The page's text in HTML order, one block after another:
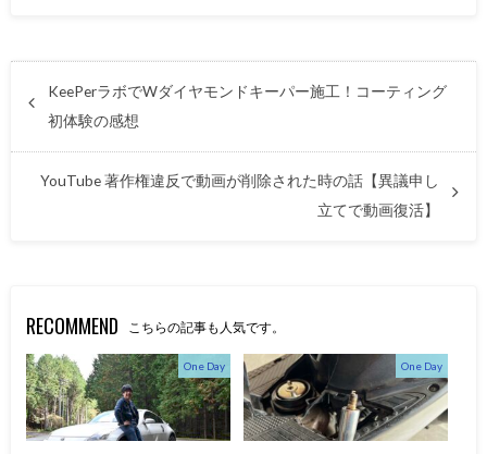
KeePerラボでWダイヤモンドキーパー施工！コーティング
初体験の感想
YouTube 著作権違反で動画が削除された時の話【異議申し
立てで動画復活】
RECOMMEND こちらの記事も人気です。
One Day One Day